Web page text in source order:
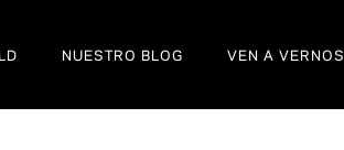
NUESTRO BLOG VEN A VERNOS